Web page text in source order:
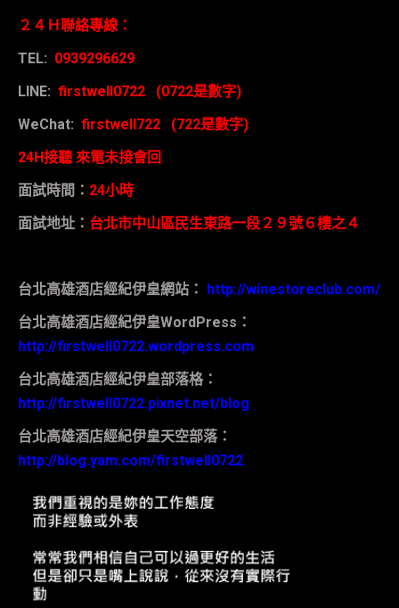
２４Ｈ聯絡專線：
TEL: 0939296629
LINE: firstwell0722 (0722是數字)
WeChat: firstwell722 (722是數字)
24H接聽 來電未接會回
面試時間： 24小時
面試地址： 台北市中山區民生東路一段２９號６樓之４
台北高雄酒店經紀伊皇網站：
http://winestoreclub.com/
台北高雄酒店經紀伊皇WordPress ：
http://firstwell0722.wordpress.com
台北高雄酒店經紀伊皇部落格：
http://firstwell0722.pixnet.net/blog
台北高雄酒店經紀伊皇天空部落：
http://blog.yam.com/firstwell0722